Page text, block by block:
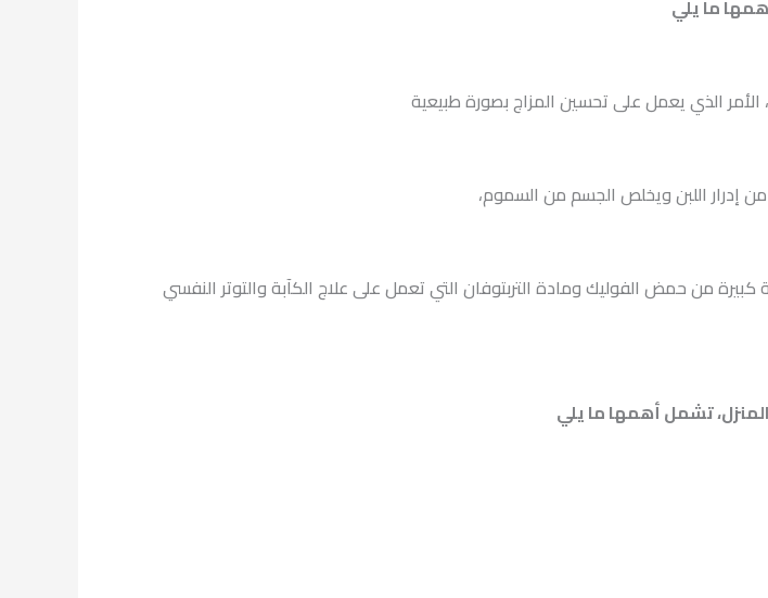
ما يلي
الأمر الذي يعمل على تحسين المزاج بصورة طبيعية
من إدرار اللبن ويخلص الجسم من السموم،
من حمض الفوليك ومادة التربتوفان التي تعمل على علاج الكآبة والتوتر النفسي
تشمل أهمها ما يلي